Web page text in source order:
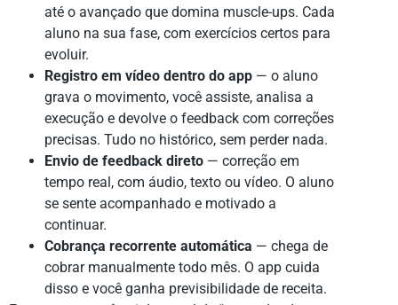
até o avançado que domina muscle-ups. Cada
aluno na sua fase, com exercícios certos para
evoluir.
Registro em vídeo dentro do app — o aluno
grava o movimento, você assiste, analisa a
execução e devolve o feedback com correções
precisas. Tudo no histórico, sem perder nada.
Envio de feedback direto — correção em
tempo real, com áudio, texto ou vídeo. O aluno
se sente acompanhado e motivado a
continuar.
Cobrança recorrente automática — chega de
cobrar manualmente todo mês. O app cuida
disso e você ganha previsibilidade de receita.